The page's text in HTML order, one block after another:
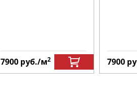
7900 руб./м2 7900